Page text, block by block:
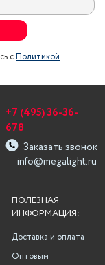
сПолитикой
info@megalight.ru
+7 (495) 36-36-
678
Заказать звонок
ПОЛЕЗНАЯ
ИНФОРМАЦИЯ:
Доставка и оплата
Оптовым